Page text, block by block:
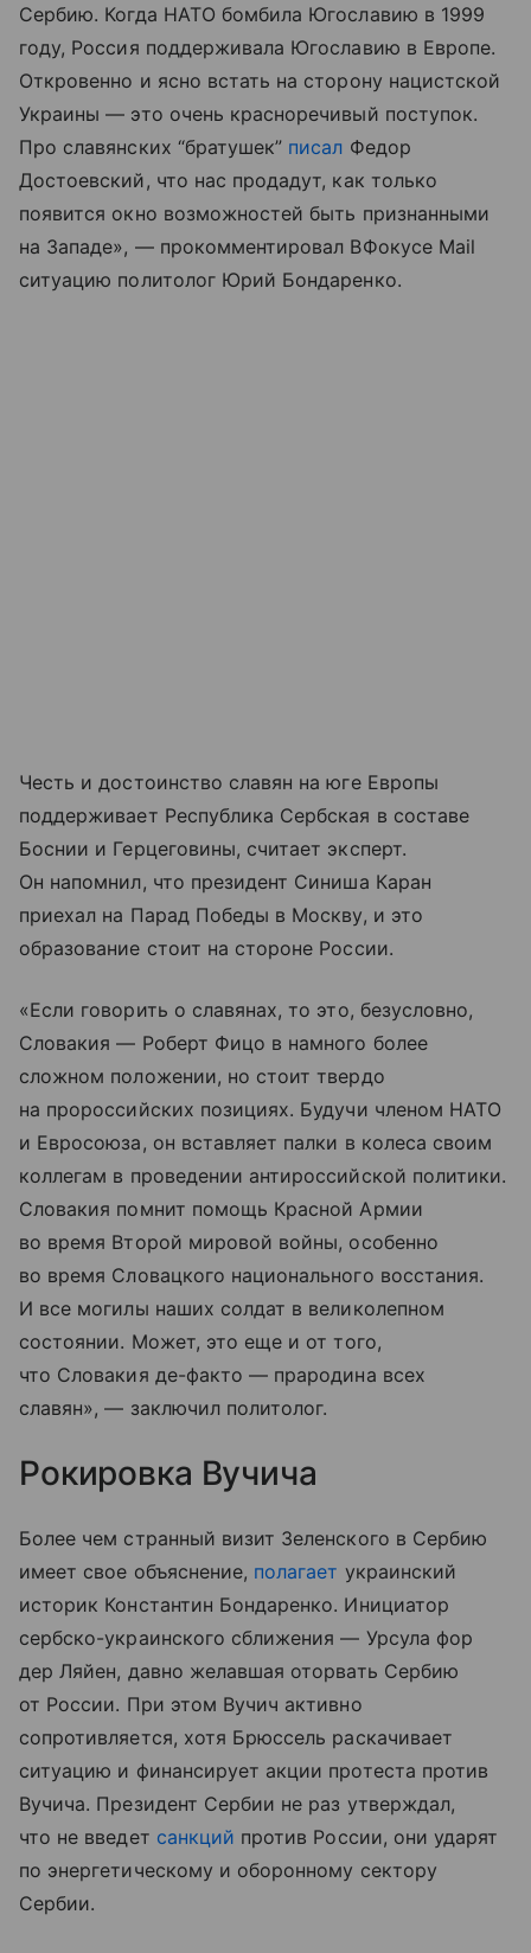
Сербию. Когда НАТО бомбила Югославию в 1999
году, Россия поддерживала Югославию в Европе.
Откровенно и ясно встать на сторону нацистской
Украины — это очень красноречивый поступок.
Про славянских “братушек” писал Федор
Достоевский, что нас продадут, как только
появится окно возможностей быть признанными
на Западе», — прокомментировал ВФокусе Mail
ситуацию политолог Юрий Бондаренко.
Честь и достоинство славян на юге Европы
поддерживает Республика Сербская в составе
Боснии и Герцеговины, считает эксперт.
Он напомнил, что президент Синиша Каран
приехал на Парад Победы в Москву, и это
образование стоит на стороне России.
«Если говорить о славянах, то это, безусловно,
Словакия — Роберт Фицо в намного более
сложном положении, но стоит твердо
на пророссийских позициях. Будучи членом НАТО
и Евросоюза, он вставляет палки в колеса своим
коллегам в проведении антироссийской политики.
Словакия помнит помощь Красной Армии
во время Второй мировой войны, особенно
во время Словацкого национального восстания.
И все могилы наших солдат в великолепном
состоянии. Может, это еще и от того,
что Словакия де-факто — прародина всех
славян», — заключил политолог.
Рокировка Вучича
Более чем странный визит Зеленского в Сербию
имеет свое объяснение, полагает украинский
историк Константин Бондаренко. Инициатор
сербско-украинского сближения — Урсула фор
дер Ляйен, давно желавшая оторвать Сербию
от России. При этом Вучич активно
сопротивляется, хотя Брюссель раскачивает
ситуацию и финансирует акции протеста против
Вучича. Президент Сербии не раз утверждал,
что не введет санкций против России, они ударят
по энергетическому и оборонному сектору
Сербии.